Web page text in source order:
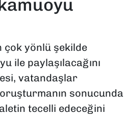
çok yönlü şekilde
ile paylaşılacağını
vatandaşlar
sonucunda
tecelli edeceğini